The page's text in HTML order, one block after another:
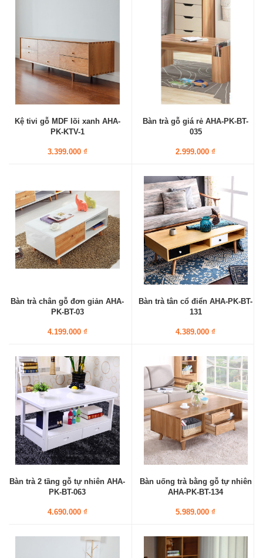
Kệ tivi gỗ MDF lõi xanh AHA-
PK-KTV-1
3.399.000 ₫
Bàn trà gỗ giá rẻ AHA-PK-BT-
035
2.999.000 ₫
Bàn trà chân gỗ đơn giản AHA-
PK-BT-03
4.199.000 ₫
Bàn trà tân cổ điển AHA-PK-BT-
131
4.389.000 ₫
Bàn trà 2 tầng gỗ tự nhiên AHA-
PK-BT-063
4.690.000 ₫
Bàn uống trà bằng gỗ tự nhiên
AHA-PK-BT-134
5.989.000 ₫